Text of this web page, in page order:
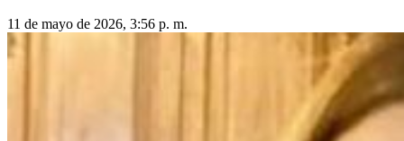
11 de mayo de 2026, 3:56 p. m.